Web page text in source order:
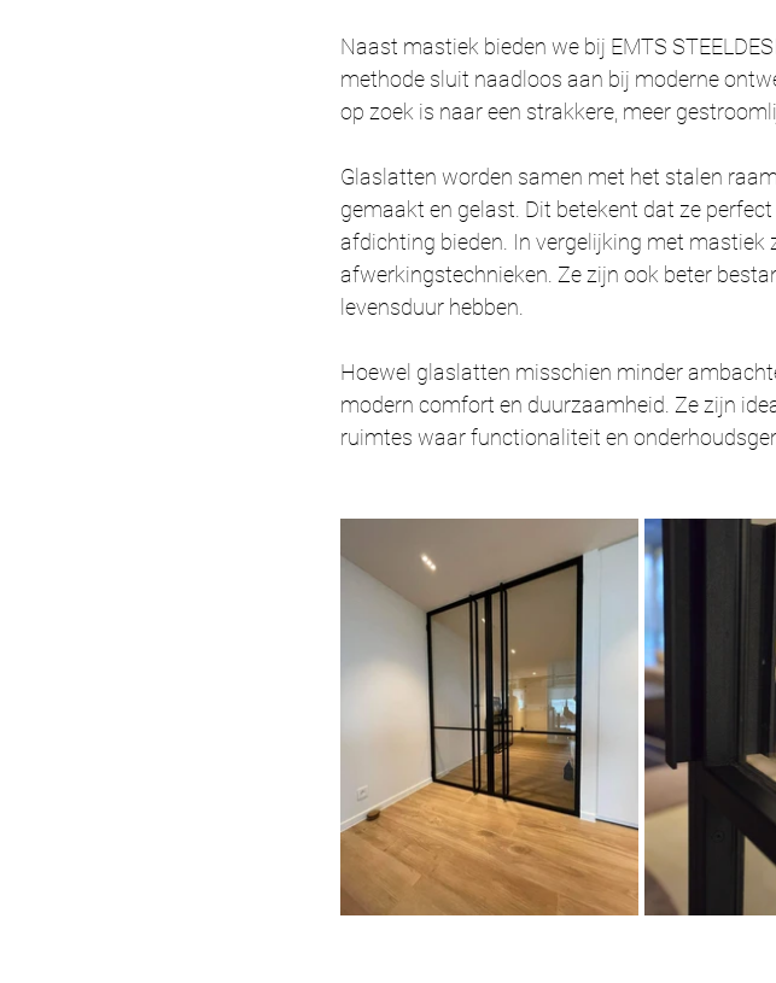
Naast mastiek bieden we bij EMTS
methode sluit naadloos aan bij moderne
op zoek is naar een strakkere, meer
Glaslatten worden samen met het stalen
gemaakt en gelast. Dit betekent dat ze
afdichting bieden. In vergelijking met mastiek
afwerkingstechnieken. Ze zijn ook beter
levensduur hebben.
Hoewel glaslatten misschien minder
modern comfort en duurzaamheid. Ze zijn
ruimtes waar functionaliteit en